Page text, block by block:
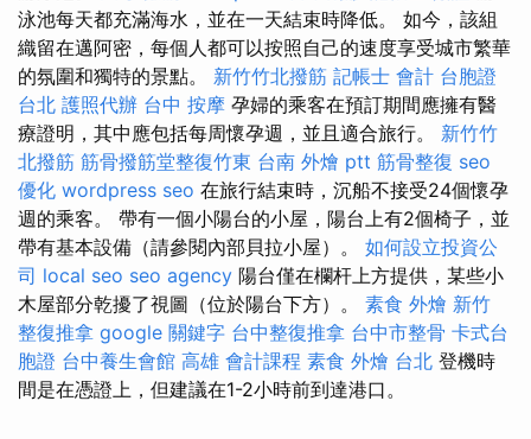
泳池每天都充滿海水，並在一天結束時降低。 如今，該組
織留在邁阿密，每個人都可以按照自己的速度享受城市繁華
的氛圍和獨特的景點。 新竹竹北撥筋 記帳士 會計 台胞證
台北 護照代辦 台中 按摩 孕婦的乘客在預訂期間應擁有醫
療證明，其中應包括每周懷孕週，並且適合旅行。 新竹竹
北撥筋 筋骨撥筋堂整復竹東 台南 外燴 ptt 筋骨整復 seo
優化 wordpress seo 在旅行結束時，沉船不接受24個懷孕
週的乘客。 帶有一個小陽台的小屋，陽台上有2個椅子，並
帶有基本設備（請參閱內部貝拉小屋）。 如何設立投資公
司 local seo seo agency 陽台僅在欄杆上方提供，某些小
木屋部分乾擾了視圖（位於陽台下方）。 素食 外燴 新竹
整復推拿 google 關鍵字 台中整復推拿 台中市整骨 卡式台
胞證 台中養生會館 高雄 會計課程 素食 外燴 台北 登機時
間是在憑證上，但建議在1-2小時前到達港口。